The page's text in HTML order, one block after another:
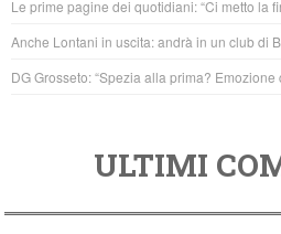
k
Le prime pagine dei quotidiani: “Ci metto la
Anche Lontani in uscita: andrà in un club di
DG Grosseto: “Spezia alla prima? Emozione
ULTIMI